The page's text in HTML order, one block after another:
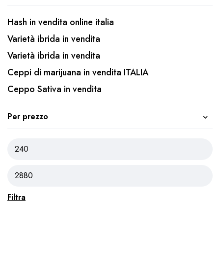
Hash in vendita online italia
Varietà ibrida in vendita
Varietà ibrida in vendita
Ceppi di marijuana in vendita ITALIA
Ceppo Sativa in vendita
Per prezzo
Filtra